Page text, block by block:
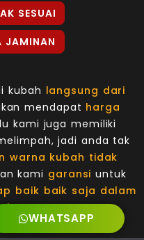
SESUAI
JAMINAN
kubah langsung dari
mendapat harga
kami juga memiliki
jadi anda tak
warna kubah tidak
kami garansi untuk
baik baik saja dalam
.
WHATSAPP